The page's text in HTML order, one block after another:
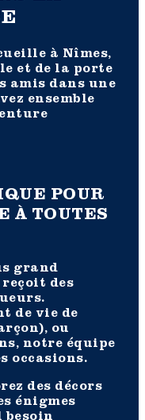
à Nîmes,
et de la porte
amis dans une
ensemble
POUR
À TOUTES
grand
reçoit des
de vie de
ou
notre équipe
occasions.
des décors
énigmes